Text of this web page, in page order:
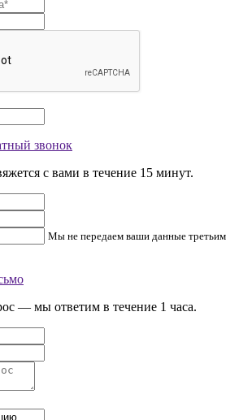
звонок
с вами в течение 15 минут.
Мы не передаем ваши данные третьим
— мы ответим в течение 1 часа.